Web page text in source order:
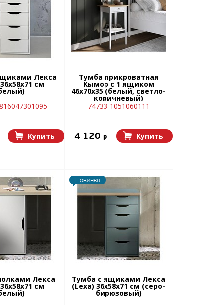
Лекса
см
Купить
Тумба прикроватная
Кымор c 1 ящиком
46х70х35 (белый, светло-
коричневый)
74733-1051060111
4 120 p Купить
Лекса
см
Новинка
Тумба с ящиками Лекса
(Lexa) 36x58х71 см (серо-
бирюзовый)